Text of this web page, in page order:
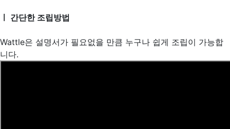
ㅣ 간단한 조립방법
Wattle은 설명서가 필요없을 만큼 누구나 쉽게 조립이 가능합
니다.